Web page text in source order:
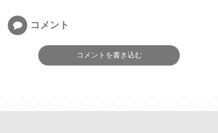
コメント
コメントを書き込む